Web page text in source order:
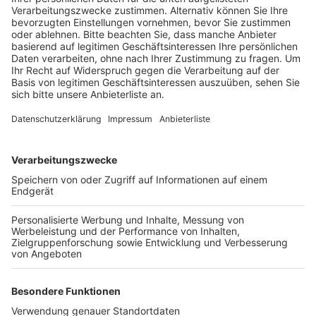
Veröffentlicht:Sonntag, 08.10.2023 12:17
Anzeige
Die Kinderakademie läuft eine Woche und startet
heute in Kerpen, in diesem Jahr liegt der Schwerpunkt
Schülerinnen und Schüler an AGs in Biologie und
Chemie teilnehmen, es gibt auch einen Kurs zur
Psychologie. Der Abschluss der Kinderakademie findet
dann am kommenden Samstag am Europagymnasium
in Kerpen statt. Hier präsentieren die Kinder, was sie in
der Woche erarbeitet haben und bekommen ihre
Zertifikate. Die teilnehmenden Schülerinnen und
Schüler wurden im Vorfeld von ihren Schulen für die
Kinderakademie vorgeschlagen.